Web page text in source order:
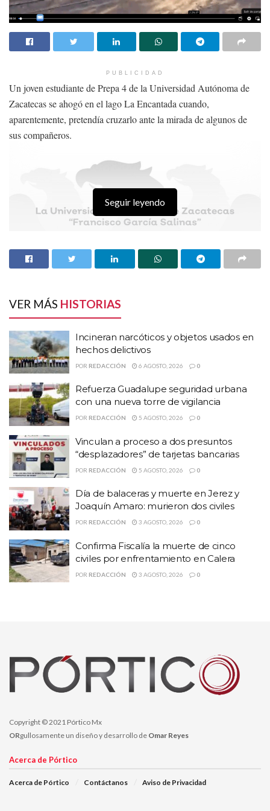
PUBLICIDAD
Un joven estudiante de Prepa 4 de la Universidad Autónoma de
Zacatecas se ahogó en el lago La Encantada cuando,
aparentemente, pretendía cruzarlo ante la mirada de algunos de
sus compañeros.
HISTORIAS RELACIONADAS
delictivos
Refuerza Guadalupe seguridad urbana con una
nueva torre de vigilancia
Seguir leyendo
VER MÁS HISTORIAS
Incineran narcóticos y objetos usados en
hechos delictivos
POR REDACCIÓN 6 AGOSTO, 2026 0
Refuerza Guadalupe seguridad urbana
con una nueva torre de vigilancia
POR REDACCIÓN 5 AGOSTO, 2026 0
Vinculan a proceso a dos presuntos
“desplazadores” de tarjetas bancarias
POR REDACCIÓN 5 AGOSTO, 2026 0
Día de balaceras y muerte en Jerez y
Joaquín Amaro: murieron dos civiles
POR REDACCIÓN 3 AGOSTO, 2026 0
Confirma Fiscalía la muerte de cinco
civiles por enfrentamiento en Calera
POR REDACCIÓN 3 AGOSTO, 2026 0
Copyright © 2021 Pórtico Mx
ORgullosamente un diseño y desarrollo de Omar Reyes
Acerca de Pórtico
Acerca de Pórtico Contáctanos Aviso de Privacidad